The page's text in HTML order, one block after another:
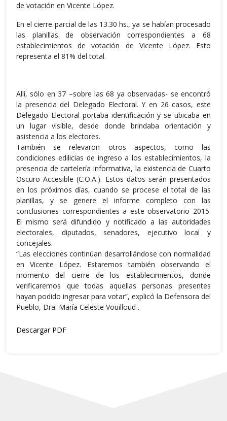
de votación en Vicente López.
En el cierre parcial de las 13.30 hs., ya se habían procesado
las planillas de observación correspondientes a 68
establecimientos de votación de Vicente López. Esto
representa el 81% del total.
Allí, sólo en 37 –sobre las 68 ya observadas- se encontró
la presencia del Delegado Electoral. Y en 26 casos, este
Delegado Electoral portaba identificación y se ubicaba en
un lugar visible, desde donde brindaba orientación y
asistencia a los electores.
También se relevaron otros aspectos, como las
condiciones edilicias de ingreso a los establecimientos, la
presencia de cartelería informativa, la existencia de Cuarto
Oscuro Accesible (C.O.A.). Estos datos serán presentados
en los próximos días, cuando se procese el total de las
planillas, y se genere el informe completo con las
conclusiones correspondientes a este observatorio 2015.
El mismo será difundido y notificado a las autoridades
electorales, diputados, senadores, ejecutivo local y
concejales.
“Las elecciones continúan desarrollándose con normalidad
en Vicente López. Estaremos también observando el
momento del cierre de los establecimientos, donde
verificaremos que todas aquellas personas presentes
hayan podido ingresar para votar”, explicó la Defensora del
Pueblo, Dra. María Celeste Vouilloud .
Descargar PDF